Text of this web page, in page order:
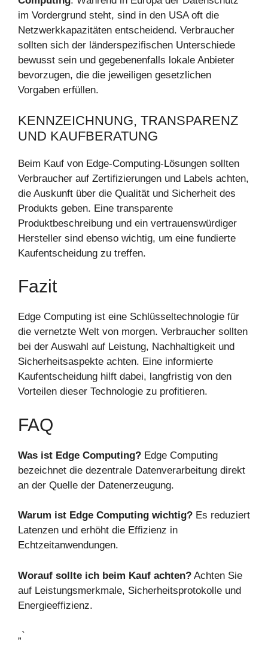
im Vordergrund steht, sind in den USA oft die
Netzwerkkapazitäten entscheidend. Verbraucher
sollten sich der länderspezifischen Unterschiede
bewusst sein und gegebenenfalls lokale Anbieter
bevorzugen, die die jeweiligen gesetzlichen
Vorgaben erfüllen.
KENNZEICHNUNG, TRANSPARENZ
UND KAUFBERATUNG
Beim Kauf von Edge-Computing-Lösungen sollten
Verbraucher auf Zertifizierungen und Labels achten,
die Auskunft über die Qualität und Sicherheit des
Produkts geben. Eine transparente
Produktbeschreibung und ein vertrauenswürdiger
Hersteller sind ebenso wichtig, um eine fundierte
Kaufentscheidung zu treffen.
Fazit
Edge Computing ist eine Schlüsseltechnologie für
die vernetzte Welt von morgen. Verbraucher sollten
bei der Auswahl auf Leistung, Nachhaltigkeit und
Sicherheitsaspekte achten. Eine informierte
Kaufentscheidung hilft dabei, langfristig von den
Vorteilen dieser Technologie zu profitieren.
FAQ
Was ist Edge Computing? Edge Computing
bezeichnet die dezentrale Datenverarbeitung direkt
an der Quelle der Datenerzeugung.
Warum ist Edge Computing wichtig? Es reduziert
Latenzen und erhöht die Effizienz in
Echtzeitanwendungen.
Worauf sollte ich beim Kauf achten? Achten Sie
auf Leistungsmerkmale, Sicherheitsprotokolle und
Energieeffizienz.
„`